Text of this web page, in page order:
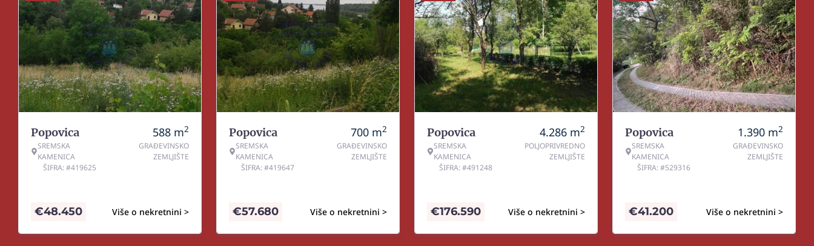
Popovica
SREMSKA
KAMENICA
ŠIFRA: #419625
588 m2
GRAĐEVINSKO
ZEMLJIŠTE
Više o nekretnini >
€48.450
Popovica
SREMSKA
KAMENICA
ŠIFRA: #419647
700 m2
GRAĐEVINSKO
ZEMLJIŠTE
Više o nekretnini >
€57.680
Popovica
SREMSKA
KAMENICA
ŠIFRA: #491248
4.286 m2
POLJOPRIVREDNO
ZEMLJIŠTE
Više o nekretnini >
€176.590
Popovica
SREMSKA
KAMENICA
ŠIFRA: #529316
1.390 m2
GRAĐEVINSKO
ZEMLJIŠTE
Više o nekretnini >
€41.200